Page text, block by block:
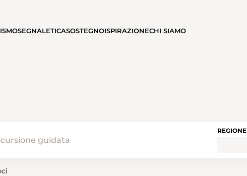
SEGNALETICASOSTEGNOISPIRAZIONECHI SIAMO
REGIONE